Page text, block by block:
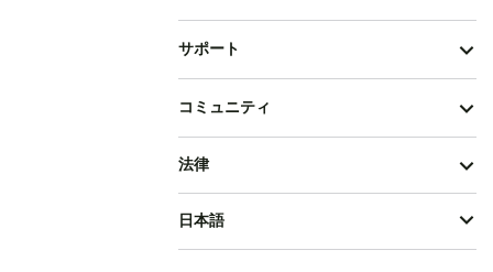
サポート
コミュニティ
法律
日本語